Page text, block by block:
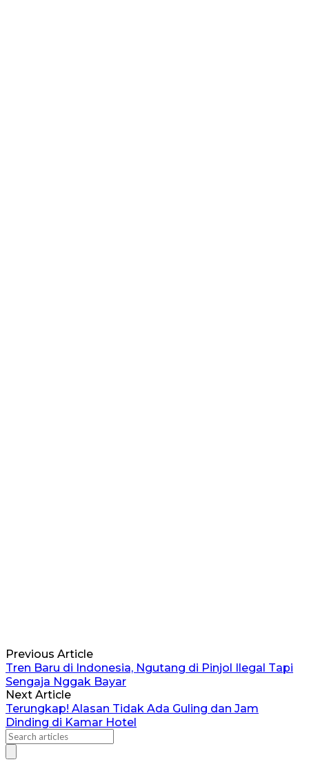
Previous Article
Tren Baru di Indonesia, Ngutang di Pinjol Ilegal Tapi
Sengaja Nggak Bayar
Next Article
Terungkap! Alasan Tidak Ada Guling dan Jam
Dinding di Kamar Hotel